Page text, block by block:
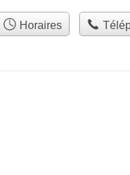
Horaires